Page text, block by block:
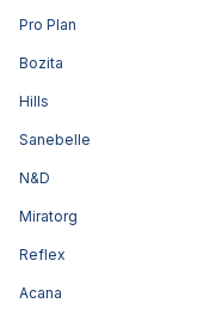
Pro Plan
Bozita
Hills
Sanebelle
N&D
Miratorg
Reflex
Acana